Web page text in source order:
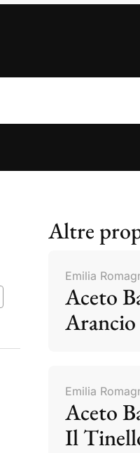
Altre
Emilia
Aceto
Emilia
Aceto
Il